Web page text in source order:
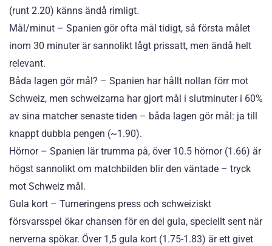
(runt 2.20) känns ändå rimligt.
Mål/minut – Spanien gör ofta mål tidigt, så första målet
inom 30 minuter är sannolikt lågt prissatt, men ändå helt
relevant.
Båda lagen gör mål? – Spanien har hållt nollan förr mot
Schweiz, men schweizarna har gjort mål i slutminuter i 60%
av sina matcher senaste tiden – båda lagen gör mål: ja till
knappt dubbla pengen (~1.90).
Hörnor – Spanien lär trumma på, över 10.5 hörnor (1.66) är
högst sannolikt om matchbilden blir den väntade – tryck
mot Schweiz mål.
Gula kort – Turneringens press och schweiziskt
försvarsspel ökar chansen för en del gula, speciellt sent när
nerverna spökar. Över 1,5 gula kort (1.75-1.83) är ett givet